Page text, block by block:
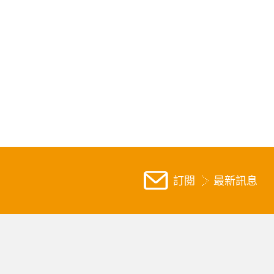
訂閱 最新訊息